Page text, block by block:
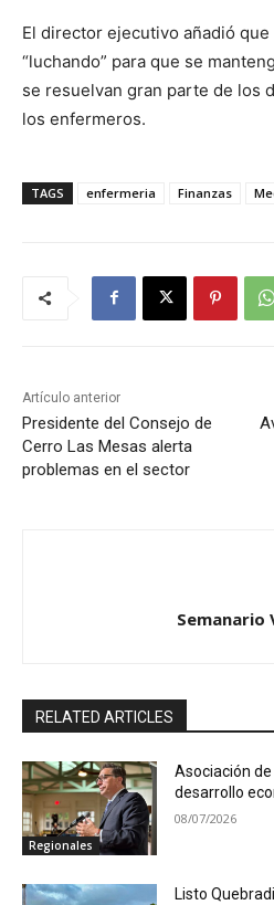
El director ejecutivo añadió que
“luchando” para que se
se resuelvan gran parte de los
los enfermeros.
TAGS enfermeria Finanzas
Artículo anterior
Presidente del Consejo de
Cerro Las Mesas alerta
problemas en el sector
Semanario
RELATED ARTICLES
Regionales
Asociación
desarrollo
08/07/2026
Listo